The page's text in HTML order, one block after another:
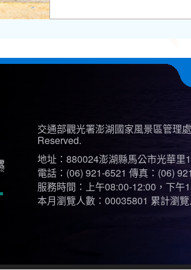
交通部觀光署澎湖國家風景區管理
Reserved.
地址：880024澎湖縣馬公市光華里
電話：(06) 921-6521 傳真：(06)
服務時間：上午08:00-12:00，下午
本月瀏覽人數：00035801 累計瀏